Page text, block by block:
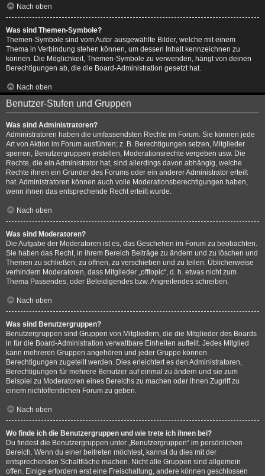
Nach oben
Was sind Themen-Symbole?
Themen-Symbole sind vom Autor ausgewählte Bilder, welche mit einem
Thema in Verbindung stehen können, um dessen Inhalt kennzeichnen zu
können. Die Möglichkeit, Themen-Symbole zu verwenden, hängt von deinen
Berechtigungen ab, die die Board-Administration gesetzt hat.
Nach oben
Benutzer-Stufen und Gruppen
Was sind Administratoren?
Administratoren haben die umfassendsten Rechte im Forum. Sie können jede
Art von Aktion im Forum ausführen; z. B. Berechtigungen setzen, Mitglieder
sperren, Benutzergruppen erstellen, Moderationsrechte vergeben usw. Die
Rechte, die ein Administrator hat, sind allerdings davon abhängig, welche
Rechte ihnen ein Gründer des Forums oder ein anderer Administrator erteilt
hat. Administratoren können auch volle Moderationsberechtigungen haben,
wenn ihnen das entsprechende Recht erteilt wurde.
Nach oben
Was sind Moderatoren?
Die Aufgabe der Moderatoren ist es, das Geschehen im Forum zu beobachten.
Sie haben das Recht, in ihrem Bereich Beiträge zu ändern und zu löschen und
Themen zu schließen, zu öffnen, zu verschieben und zu teilen. Üblicherweise
verhindern Moderatoren, dass Mitglieder „offtopic“, d. h. etwas nicht zum
Thema Passendes, oder Beleidigendes bzw. Angreifendes schreiben.
Nach oben
Was sind Benutzergruppen?
Benutzergruppen sind Gruppen von Mitgliedern, die die Mitglieder des Boards
in für die Board-Administration verwaltbare Einheiten aufteilt. Jedes Mitglied
kann mehreren Gruppen angehören und jeder Gruppe können
Berechtigungen zugeteilt werden. Dies erleichtert es den Administratoren,
Berechtigungen für mehrere Benutzer auf einmal zu ändern und sie zum
Beispiel zu Moderatoren eines Bereichs zu machen oder ihnen Zugriff zu
einem nichtöffentlichen Forum zu geben.
Nach oben
Wo finde ich die Benutzergruppen und wie trete ich ihnen bei?
Du findest die Benutzergruppen unter „Benutzergruppen“ im persönlichen
Bereich. Wenn du einer beitreten möchtest, kannst du dies mit der
entsprechenden Schaltfläche machen. Nicht alle Gruppen sind allgemein
offen. Einige erfordern erst eine Freischaltung, andere können geschlossen